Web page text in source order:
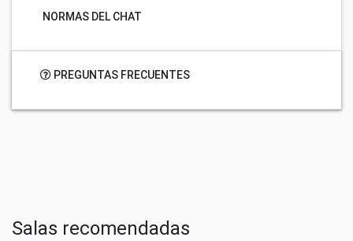
NORMAS DEL CHAT
PREGUNTAS FRECUENTES
Salas recomendadas